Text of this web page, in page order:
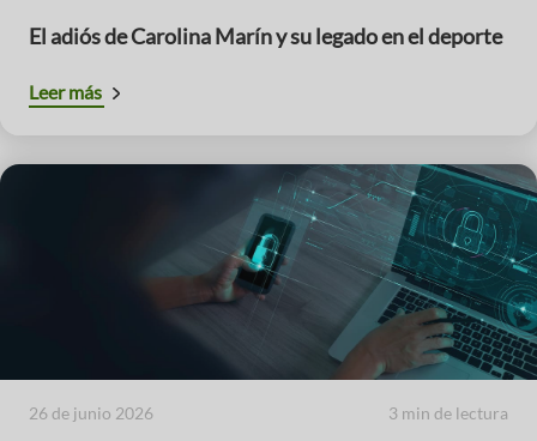
El adiós de Carolina Marín y su legado en el deporte
Leer más
26 de junio 2026 3 min de lectura